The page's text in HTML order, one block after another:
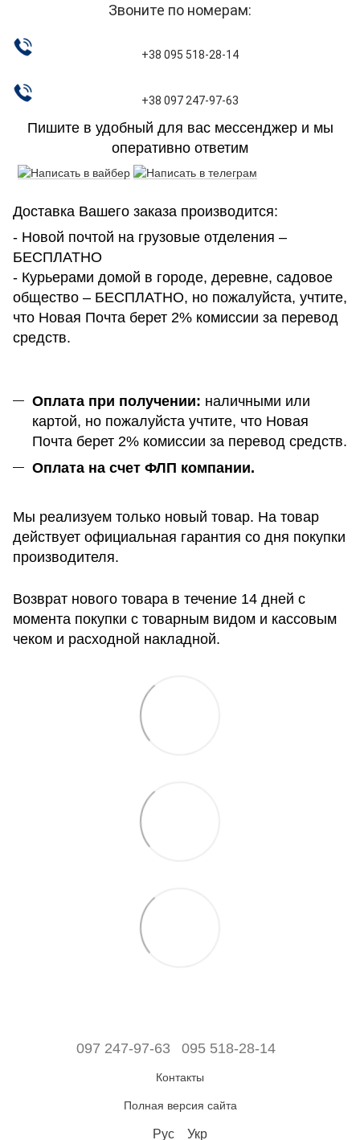
Звоните по номерам:
+38 095 518-28-14
+38 097 247-97-63
Пишите в удобный для вас мессенджер и мы
оперативно ответим
Доставка Вашего заказа производится:
- Новой почтой на грузовые отделения –
БЕСПЛАТНО
- Курьерами домой в городе, деревне, садовое
общество – БЕСПЛАТНО, но пожалуйста, учтите,
что Новая Почта берет 2% комиссии за перевод
средств.
Оплата при получении: наличными или
картой, но пожалуйста учтите, что Новая
Почта берет 2% комиссии за перевод средств.
Оплата на счет ФЛП компании.
Мы реализуем только новый товар. На товар
действует официальная гарантия со дня покупки
производителя.
Возврат нового товара в течение 14 дней с
момента покупки с товарным видом и кассовым
чеком и расходной накладной.
097 247-97-63 095 518-28-14
Контакты
Полная версия сайта
Рус Укр